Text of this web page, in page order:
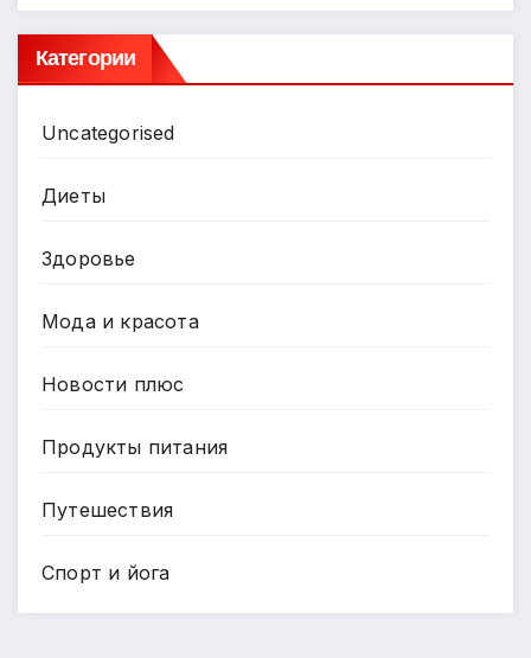
Категории
Uncategorised
Диеты
Здоровье
Мода и красота
Новости плюс
Продукты питания
Путешествия
Спорт и йога